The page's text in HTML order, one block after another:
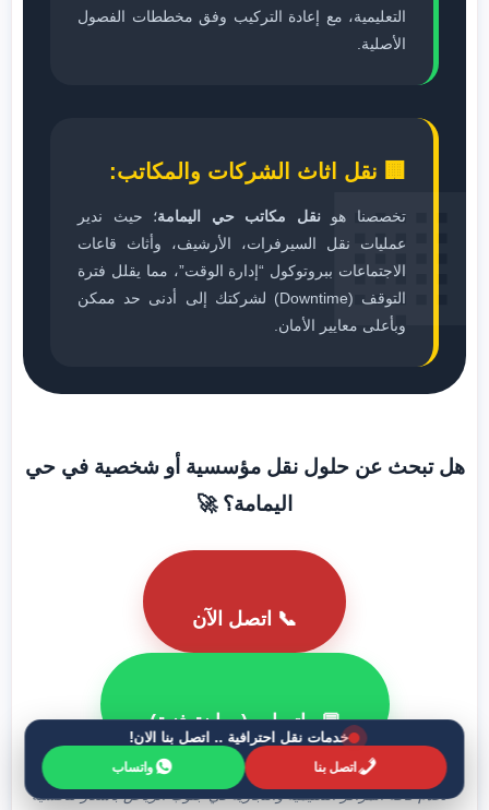
🏢
التعليمية، مع إعادة التركيب وفق مخططات الفصول
الأصلية.
🏢 نقل اثاث الشركات والمكاتب:
تخصصنا هونقل مكاتب حي اليمامة؛ حيث ندير
عمليات نقل السيرفرات، الأرشيف، وأثاث قاعات
الاجتماعات ببروتوكول “إدارة الوقت”، مما يقلل فترة
التوقف (Downtime) لشركتك إلى أدنى حد ممكن
وبأعلى معايير الأمان.
هل تبحث عن حلول نقل مؤسسية أو شخصية في حي
اليمامة؟ 🚀
📞 اتصل الآن
💬 واتساب (معاينة فنية)
* نخدم كافة المراكز التعليمية والتجارية في جنوب الرياض بأسعار تنافسية
خدمات نقل احترافية .. اتصل بنا الان!
اتصل بنا واتساب